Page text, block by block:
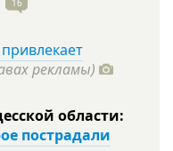
16
рекламы)
области:
пострадали